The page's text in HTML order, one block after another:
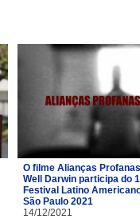
O filme Alianças
Well Darwin participa do
Festival Latino
São Paulo 2021
14/12/2021